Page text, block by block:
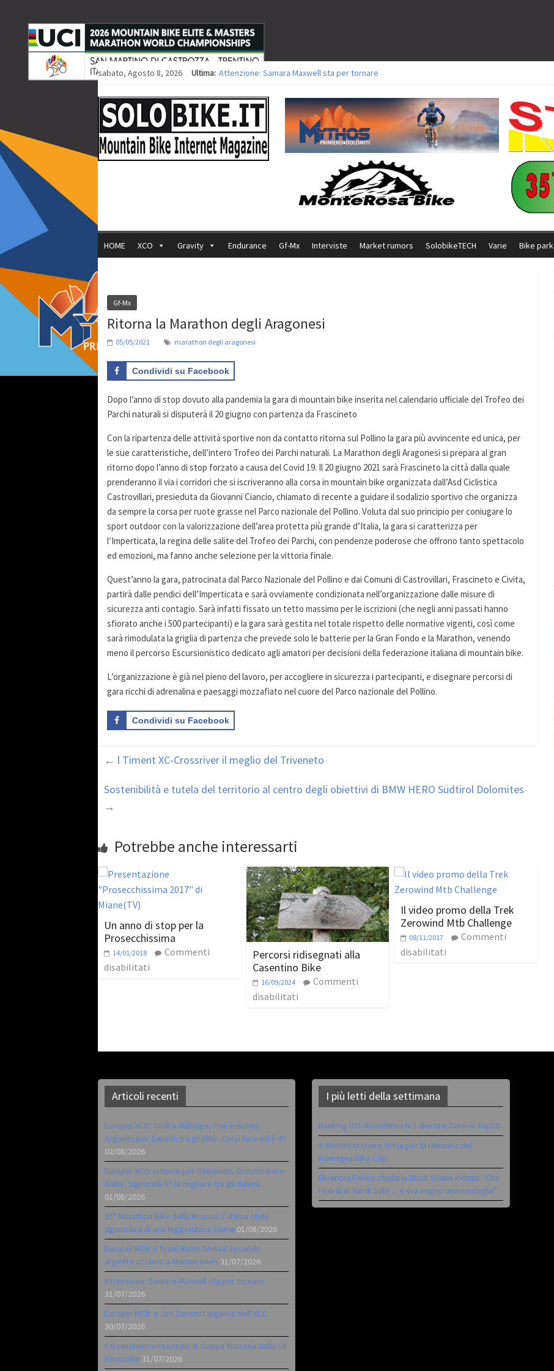
sabato, Agosto 8, 2026 Ultima: Attenzione: Samara Maxwell sta per tornare
Europei XCO: vittorie per Ghibaudo, Grossmann e Gallis. Signorelli 5^ la migliore tra gli italiani
35ª Marathon Bike della Brianza: l’ultima sfida agonistica di una leggendaria storia
Europei MTB: il Team Relay firma il secondo argento azzurro a Monteceneri
HOME XCO Gravity Endurance Gf-Mx Interviste Market rumors SolobikeTECH Varie Bike park
Gf-Mx
Ritorna la Marathon degli Aragonesi
05/05/2021 marathon degli aragonesi
Condividi su Facebook
Dopo l’anno di stop dovuto alla pandemia la gara di mountain bike inserita nel calendario ufficiale del Trofeo dei
Parchi naturali si disputerà il 20 giugno con partenza da Frascineto
Con la ripartenza delle attività sportive non da contatto ritorna sul Pollino la gara più avvincente ed unica, per
le sue caratteristiche, dell’intero Trofeo dei Parchi naturali. La Marathon degli Aragonesi si prepara al gran
ritorno dopo l’anno di stop forzato a causa del Covid 19. Il 20 giugno 2021 sarà Frascineto la città dalla quale
prenderanno il via i corridori che si iscriveranno alla corsa in mountain bike organizzata dall’Asd Ciclistica
Castrovillari, presieduta da Giovanni Ciancio, chiamato di recente a guidare il sodalizio sportivo che organizza
da sempre la corsa per ruote grasse nel Parco nazionale del Pollino. Voluta dal suo principio per coniugare lo
sport outdoor con la valorizzazione dell’area protetta più grande d’Italia, la gara si caratterizza per
l’Imperticata, la regina delle salite del Trofeo dei Parchi, con pendenze poderose che offrono tanto spettacolo
ed emozioni, ma fanno anche selezione per la vittoria finale.
Quest’anno la gara, patrocinata dal Parco Nazionale del Pollino e dai Comuni di Castrovillari, Frascineto e Civita,
partirà dalle pendici dell’Imperticata e sarà ovviamente condizionata nell’organizzazione dalle misure di
sicurezza anti contagio. Sarà infatti fissato un tetto massimo per le iscrizioni (che negli anni passati hanno
sfiorato anche i 500 partecipanti) e la gara sarà gestita nel totale rispetto delle normative vigenti, così come
sarà rimodulata la griglia di partenza che prevede solo le batterie per la Gran Fondo e la Marathon, venendo
meno il percorso Escursionistico dedicato agli amatori per decisioni della federazione italiana di mountain bike.
L’organizzazione è già nel pieno del lavoro, per accogliere in sicurezza i partecipanti, e disegnare percorsi di
gara ricchi di adrenalina e paesaggi mozzafiato nel cuore del Parco nazionale del Pollino.
Condividi su Facebook
← l Timent XC-Crossriver il meglio del Triveneto
Sostenibilità e tutela del territorio al centro degli obiettivi di BMW HERO Südtirol Dolomites
→
Potrebbe anche interessarti
Un anno di stop per la
Prosecchissima
14/01/2018
Commenti
disabilitati
Percorsi ridisegnati alla
Casentino Bike
16/09/2024
Commenti
disabilitati
Il video promo della Trek
Zerowind Mtb Challenge
08/11/2017
Commenti
disabilitati
Articoli recenti
Europei XCO: titoli a Aldridge, Frei e Hutter.
Argento per Zanotti tra gli Elite. Corvi fora ed è 4^
02/08/2026
Europei XCO: vittorie per Ghibaudo, Grossmann e
Gallis. Signorelli 5^ la migliore tra gli italiani
01/08/2026
35ª Marathon Bike della Brianza: l’ultima sfida
agonistica di una leggendaria storia 01/08/2026
Europei MTB: il Team Relay firma il secondo
argento azzurro a Monteceneri 31/07/2026
Attenzione: Samara Maxwell sta per tornare
31/07/2026
Europei MTB: a Juri Zanotti l’argento nell’XCC
30/07/2026
Il 6 settembre l’esordio di Coppa Toscana della Gf
Pinocchio 31/07/2026
I più letti della settimana
Ranking UCI: Avondetto N.2. Berta e Corvi in Top10
A Montecoronaro festa per la chiusura del
Romagna Bike Cup
Eleonora Farina studia la Black Snake iridata: “Che
ricordi in Val di Sole… e ora sogno una medaglia”